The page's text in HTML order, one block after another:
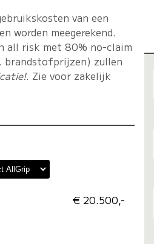
van een
worden meegerekend.
all risk met 80% no-claim
brandstofprijzen) zullen
. Zie voor zakelijk
€ 20.500,-